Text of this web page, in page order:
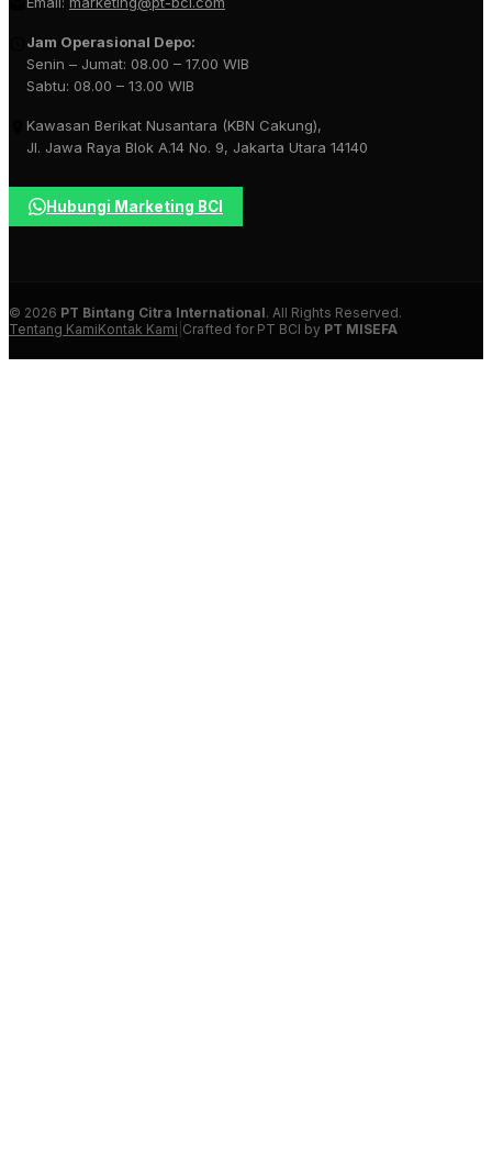
Jam Operasional Depo:
Senin – Jumat: 08.00 – 17.00 WIB
Sabtu: 08.00 – 13.00 WIB
Kawasan Berikat Nusantara (KBN Cakung),
Jl. Jawa Raya Blok A.14 No. 9, Jakarta Utara 14140
Hubungi Marketing BCI
© 2026 PT Bintang Citra International. All Rights Reserved.
Tentang KamiKontak Kami Crafted for PT BCI by PT MISEFA